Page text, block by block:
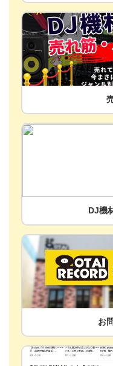
DJ機
お